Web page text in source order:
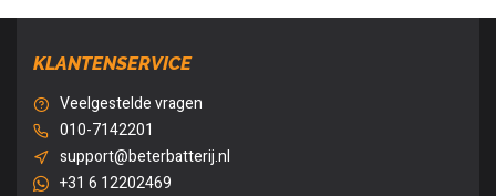
KLANTENSERVICE
Veelgestelde vragen
010-7142201
support@beterbatterij.nl
+31 6 12202469